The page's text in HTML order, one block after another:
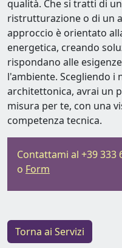
qualità. Che si tratti di
ristrutturazione o di un
approccio è orientato
energetica, creando
rispondano alle
l'ambiente. Scegliendo
architettonica, avrai un
misura per te, con una
competenza tecnica.
Contattami al +39 333
o Form
Torna ai Servizi